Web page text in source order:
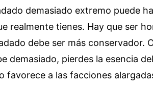
demasiado extremo puede
realmente tienes. Hay que ser
debe ser más conservador.
demasiado, pierdes la esencia
favorece a las facciones